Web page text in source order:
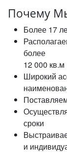
Почему
Более 17
более
12 000 кв.м
Широкий
сроки
и